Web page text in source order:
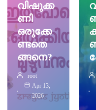
വിഷുക്ക
ണി
ഒരുക്കേ
ണ്ടതെ
ങ്ങനെ?
root
Apr 13,
2026